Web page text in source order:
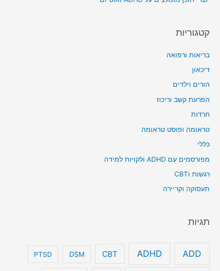
קטגוריות
בריאות ורפואה
דיכאון
הורים וילדים
הפרעת קשב וריכוז
חרדות
טראומה ופוסט טראומה
כללי
מפורסמים עם ADHD ולקויות למידה
רגשות וCBT
תעסוקה וקריירה
תגיות
ADD
ADHD
CBT
DSM
PTSD